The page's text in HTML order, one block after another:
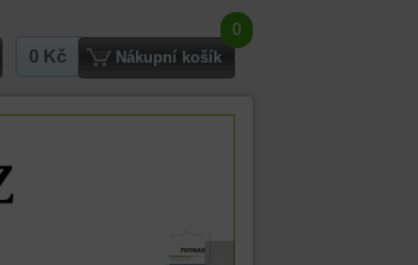
Hledat
0 Kč
0
Nákupní košík